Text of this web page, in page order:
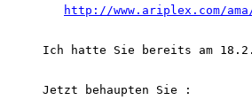
http://www.ariplex.com/ama/
Ich hatte Sie bereits am
Jetzt behaupten Sie :